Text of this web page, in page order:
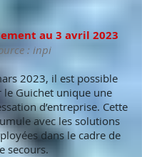
au 3 avril 2023
: inpi
2023, il est possible
le Guichet unique une
d’entreprise. Cette
avec les solutions
dans le cadre de
secours.